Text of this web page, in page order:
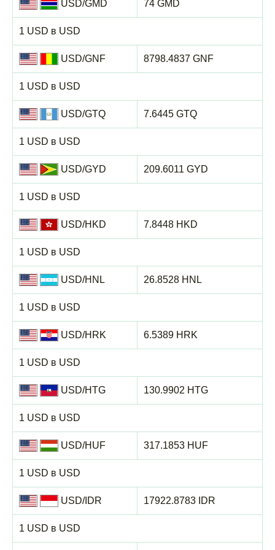
USD/GMD
1 USD в USD
74 GMD
USD/GNF
1 USD в USD
8798.4837 GNF
USD/GTQ
1 USD в USD
7.6445 GTQ
USD/GYD
1 USD в USD
209.6011 GYD
USD/HKD
1 USD в USD
7.8448 HKD
USD/HNL
1 USD в USD
26.8528 HNL
USD/HRK
1 USD в USD
6.5389 HRK
USD/HTG
1 USD в USD
130.9902 HTG
USD/HUF
1 USD в USD
317.1853 HUF
USD/IDR
1 USD в USD
17922.8783 IDR